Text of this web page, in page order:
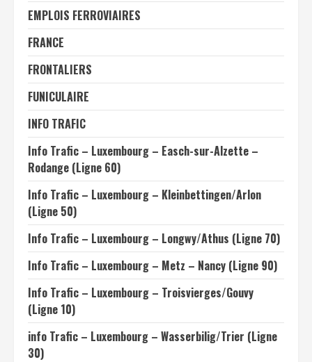
EMPLOIS FERROVIAIRES
FRANCE
FRONTALIERS
FUNICULAIRE
INFO TRAFIC
Info Trafic – Luxembourg – Easch-sur-Alzette –
Rodange (Ligne 60)
Info Trafic – Luxembourg – Kleinbettingen/Arlon
(Ligne 50)
Info Trafic – Luxembourg – Longwy/Athus (Ligne 70)
Info Trafic – Luxembourg – Metz – Nancy (Ligne 90)
Info Trafic – Luxembourg – Troisvierges/Gouvy
(Ligne 10)
info Trafic – Luxembourg – Wasserbilig/Trier (Ligne
30)